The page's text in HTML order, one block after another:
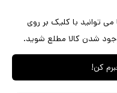
توانید با کلیک بر روی
شدن کالا مطلع شوید.
کن!